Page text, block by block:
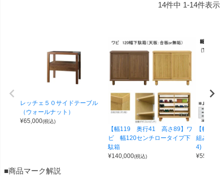
14件中 1-14件表示
レッチェ５０サイドテーブル
（ウォールナット）
¥65,000(税込)
【幅119 奥行41 高さ89】ワ
ビ 幅120センチロータイプ下
駄箱
¥140,000(税込)
【幅100
組み合わ
4)
¥55,000
■商品マーク解説